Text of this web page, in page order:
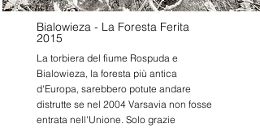
Bialowieza - La Foresta Ferita
2015
La torbiera del fiume Rospuda e
Bialowieza, la foresta più antica
d'Europa, sarebbero potute andare
distrutte se nel 2004 Varsavia non fosse
entrata nell'Unione. Solo grazie